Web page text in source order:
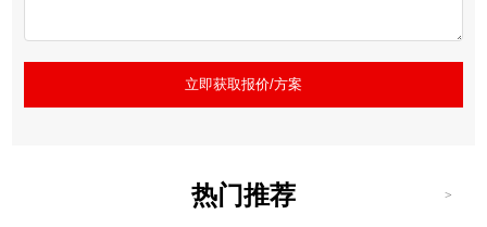
立即获取报价/方案
热门推荐 >